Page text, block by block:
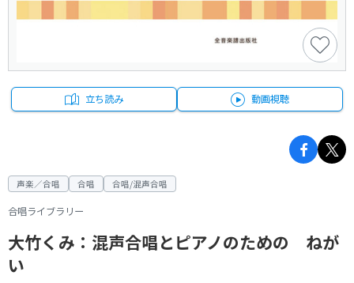
立ち読み 動画視聴
声楽／合唱 合唱 合唱/混声合唱
合唱ライブラリー
大竹くみ：混声合唱とピアノのための ねが
い